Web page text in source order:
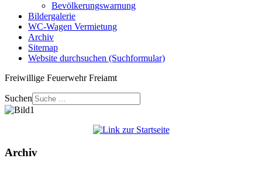
Bevölkerungswarnung
Bildergalerie
WC-Wagen Vermietung
Archiv
Sitemap
Website durchsuchen (Suchformular)
Freiwillige Feuerwehr Freiamt
Suchen
Archiv